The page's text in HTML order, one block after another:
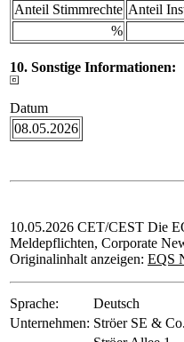
Anteil Stimmrechte Anteil
%
10. Sonstige Informationen:
Datum
08.05.2026
10.05.2026 CET/CEST Die
Meldepflichten, Corporate
Originalinhalt anzeigen: EQS
Sprache:
Deutsch
Unternehmen: Ströer SE &